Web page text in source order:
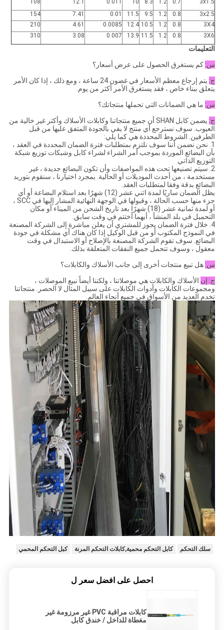
3x1.5
0.7
1.2
8.3
10
0.011
12.1
108
3x2.5
0.8
1.2
9.5
11.5
0.01
7.41
154
3X4
0.8
1.2
10.5
12.4
0.0085
4.61
210
3X6
0.8
1.2
11.5
13.9
0.007
3.08
310
التعليمات
س: كم يستغرق الحصول على عرض أسعار؟
ج:
يتم إرجاع معظم الأسعار في غضون 24 ساعة ، ومع ذلك ، إذا كان الأمر
يتعلق ببناء خاص ، فقد يستغرق الأمر أكثر من يوم.
س: ما هي الضمانات التي تحملها منتجاتك؟
ج:
يضمن كابل SHAN أن جميع منتجاتنا وكابلات الأسلاك وأكثر غير خالية من
العيوب. سوف نسترجع أي منتج لا يفي بالجودة المتفق عليها من قبل
الطرفين. الشروط المحددة هي كما يلي:
1. نحن نضمن أننا سوف نلتزم بمتطلبات فترة الضمان المحددة في العقد ،
بأن البضائع الموردة بموجب أمر الشراء لشراء كابل وشبكات توزيع شبكة
التوزيع الذاتي
2. سيتم تصنيعها تحت هذه المواصفات وأن تكون البضائع جديدة ، غير
مستخدمة ، من أحدث الموديلات أو الحالية. بمجرد اختيارنا ، سنقوم بتوريد
البضائع بدقة وفقا لمتطلبات العقد.
يظل الضمان ساريًا لمدة اثني عشر (12) شهرًا بعد استلام البضاعة أو أي
جزء منها حسب الحالة ، وقبولها في الوجهة النهائية المشار إليها في SCC ،
أو لمدة ثمانية عشر (18) شهرًا بعد تاريخ الشحن من الميناء أو مكان
التحميل في بلد المنشأ ، أيهما أختتم في وقت سابق.
4. خلال فترة الضمان يجوز للمشتري أن يعلن مباشرة إلى الشركة المصنعة
في النموذج المكتوب أو من قبل الوكيل إذا كان هناك أي مشكلة في جودة
البضائع. سوف تقوم الشركة المصنعة بالإصلاح أو الاستبدال في وقت
معقول ، وسوف تتحمل جميع النفقات المتعلقة بذلك.
س: هل تبيع منتجات أخرى إلى جانب الأسلاك والكابلات؟
ج: إن الأسلاك والكابلات هي موصلاتنا ، ولكننا أيضاً نبيع الموصلات ،
ومجموعات الكابلات وأدوات الكابلات على سبيل المثال لا الحصر. منتجاتنا
تخدم العديد من الأسواق في جميع أنحاء العالم.
سلك التحكم كابل التحكم محمية,كابلات التحكم المرنة كبل التحكم المحمي
احصل على افضل سعر ل
كابلات مراقبة PVC غير مرزومة غير
مغطاة للداخل / خندق كابل